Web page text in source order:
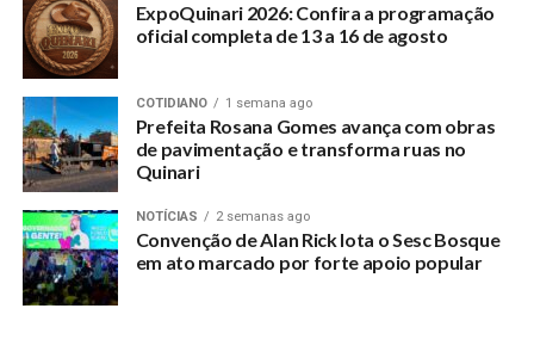
Sed ut perspiciatis unde omnis iste natus error sit
voluptatem accusantium doloremque laudantium, totam
rem aperiam, eaque ipsa quae ab illo inventore veritatis et
quasi architecto beatae vitae dicta sunt explicabo.
“Duis aute irure dolor in
reprehenderit in
voluptate velit esse
cillum dolore eu fugiat”
ExpoQuinari 2026: Confira a programação
oficial completa de 13 a 16 de agosto
COTIDIANO 1 semana ago
Prefeita Rosana Gomes avança com obras
de pavimentação e transforma ruas no
Quinari
NOTÍCIAS 2 semanas ago
Convenção de Alan Rick lota o Sesc Bosque
em ato marcado por forte apoio popular